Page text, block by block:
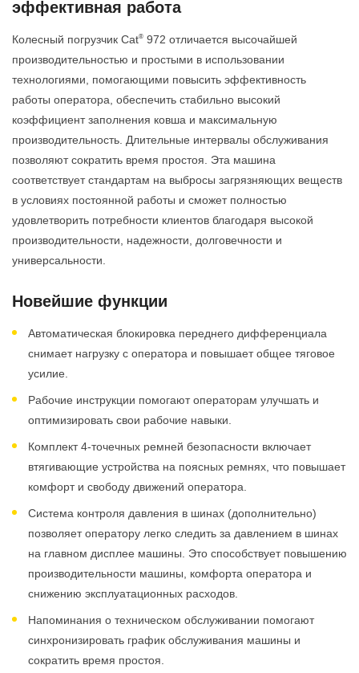
эффективная работа
Колесный погрузчик Cat® 972 отличается высочайшей
производительностью и простыми в использовании
технологиями, помогающими повысить эффективность
работы оператора, обеспечить стабильно высокий
коэффициент заполнения ковша и максимальную
производительность. Длительные интервалы обслуживания
позволяют сократить время простоя. Эта машина
соответствует стандартам на выбросы загрязняющих веществ
в условиях постоянной работы и сможет полностью
удовлетворить потребности клиентов благодаря высокой
производительности, надежности, долговечности и
универсальности.
Новейшие функции
Автоматическая блокировка переднего дифференциала
снимает нагрузку с оператора и повышает общее тяговое
усилие.
Рабочие инструкции помогают операторам улучшать и
оптимизировать свои рабочие навыки.
Комплект 4-точечных ремней безопасности включает
втягивающие устройства на поясных ремнях, что повышает
комфорт и свободу движений оператора.
Система контроля давления в шинах (дополнительно)
позволяет оператору легко следить за давлением в шинах
на главном дисплее машины. Это способствует повышению
производительности машины, комфорта оператора и
снижению эксплуатационных расходов.
Напоминания о техническом обслуживании помогают
синхронизировать график обслуживания машины и
сократить время простоя.